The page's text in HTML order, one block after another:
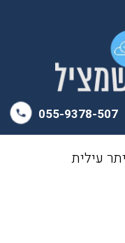
055-9378-507
עילית